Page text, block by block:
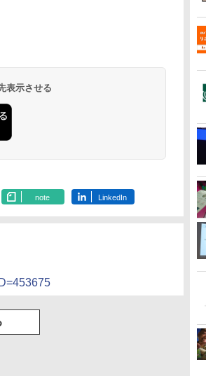
表示させる
note LinkedIn